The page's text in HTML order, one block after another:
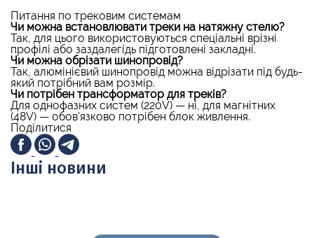
Питання по трековим системам
Чи можна встановлювати треки на натяжну стелю?
Так, для цього використовуються спеціальні врізні
профілі або заздалегідь підготовлені закладні.
Чи можна обрізати шинопровід?
Так, алюмінієвий шинопровід можна відрізати під будь-
який потрібний вам розмір.
Чи потрібен трансформатор для треків?
Для однофазних систем (220V) — ні, для магнітних
(48V) — обов'язково потрібен блок живлення.
Поділитися
Інші новини